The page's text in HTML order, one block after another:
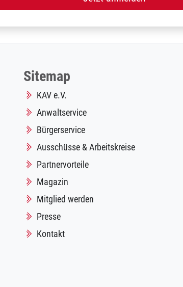
Sitemap
KAV e.V.
Anwaltservice
Bürgerservice
Ausschüsse & Arbeitskreise
Partnervorteile
Magazin
Mitglied werden
Presse
Kontakt